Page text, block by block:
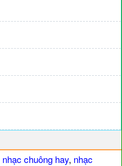
nhạc chuông hay, nhạc